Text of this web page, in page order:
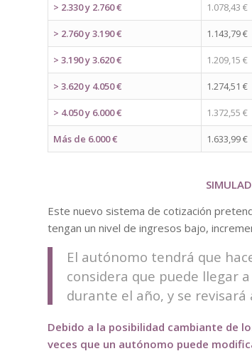
> 2.330 y 2.760 € 1.078,43 €
> 2.760 y 3.190 € 1.143,79 €
> 3.190 y 3.620 € 1.209,15 €
> 3.620 y 4.050 € 1.274,51 €
> 4.050 y 6.000 € 1.372,55 €
Más de 6.000 € 1.633,99 €
Este nuevo sistema de cotización
tengan un nivel de ingresos bajo,
El autónomo tendrá que
considera que puede llegar
durante el año, y se revisará
Debido a la posibilidad cambiante de
veces que un autónomo puede